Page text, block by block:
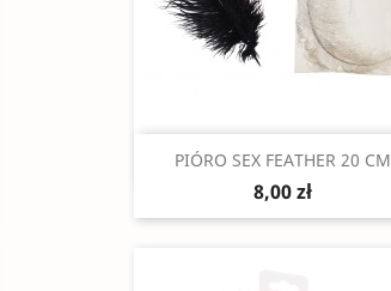
 Szybki podgląd
PIÓRO SEX FEATHER 20 CM
8,00 zł